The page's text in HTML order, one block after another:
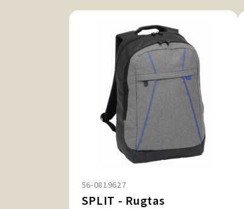
56-0819627
SPLIT - Rugtas